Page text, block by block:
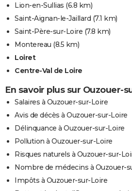
Lion-en-Sullias (6.8 km)
Saint-Aignan-le-Jaillard (7.1 km)
Saint-Père-sur-Loire (7.8 km)
Montereau (8.5 km)
Loiret
Centre-Val de Loire
En savoir plus sur Ouzouer-
Salaires à Ouzouer-sur-Loire
Avis de décès à Ouzouer-sur-Loire
Délinquance à Ouzouer-sur-Loire
Pollution à Ouzouer-sur-Loire
Risques naturels à Ouzouer-sur-
Nombre de médecins à Ouzouer-
Impôts à Ouzouer-sur-Loire